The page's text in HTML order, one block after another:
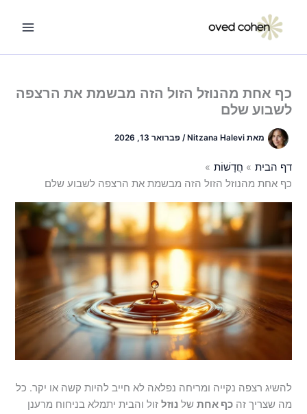
כף אחת מהנוזל הזול הזה מבשמת את הרצפה
לשבוע שלם
מאתNitzana Halevi
/פברואר 13, 2026
דף הבית
חֲדָשׁוֹת
כף אחת מהנוזל הזול הזה מבשמת את הרצפה לשבוע שלם
להשיג רצפה נקייה ומריחה נפלאה לא חייב להיות קשה או יקר. כל
מה שצריך זהכף אחת שלנוזל זול והבית יתמלא בניחוח מרענן